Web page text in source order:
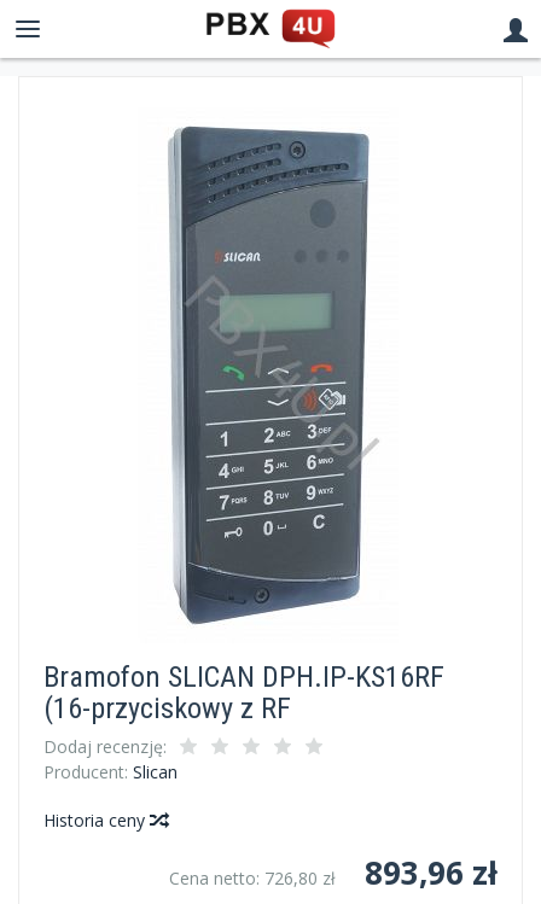
Bramofon SLICAN DPH.IP-KS16RF
(16-przyciskowy z RF
Dodaj recenzję:
Producent: Slican
Historia ceny
Cena netto: 726,80 zł 893,96 zł